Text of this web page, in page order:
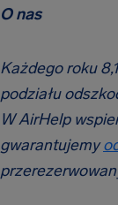
O nas
Każdego roku
podziału
W AirHelp
gwarantujemy